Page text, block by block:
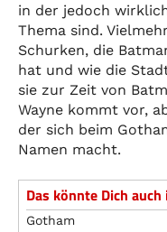
in der jedoch
Thema sind.
Schurken, die
hat und wie die
sie zur Zeit von
Wayne kommt vor,
der sich beim
Namen macht.
Das könnte Dich
Gotham